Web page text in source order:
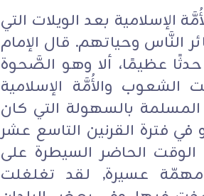
بعد الويلات التي
النَّاس وحياتهم. قال الإمام
حدثًا عظيمًا، ألا وهو الصَّحوة
الشعوب والأُمَّة الإسلامية
بالسهولة التي كان
في فترة القرنين التاسع عشر
الوقت الحاضر السيطرة على
عسيرة, لقد تغلغلت